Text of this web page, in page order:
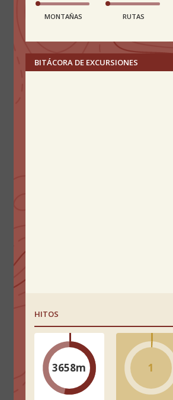
MONTAÑAS RUTAS
BITÁCORA DE EXCURSIONES
HITOS
3658m 1